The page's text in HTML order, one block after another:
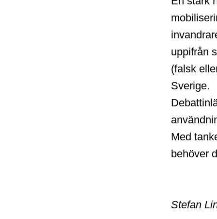
uppifrån
(falsk
Sverige.
Med
behöver
Stefan